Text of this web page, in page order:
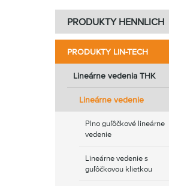
PRODUKTY HENNLICH
PRODUKTY LIN-TECH
Lineárne vedenia THK
Lineárne vedenie
Plno guľôčkové lineárne
vedenie
Lineárne vedenie s
guľôčkovou klietkou